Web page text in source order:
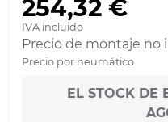
254,32 €
IVA incluido
Precio de montaje no
Precio por neumático
EL STOCK DE